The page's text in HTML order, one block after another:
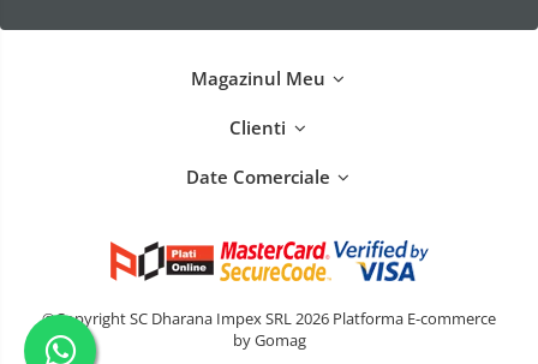
Magazinul Meu
Clienti
Date Comerciale
©Copyright SC Dharana Impex SRL 2026 Platforma E-commerce
by Gomag